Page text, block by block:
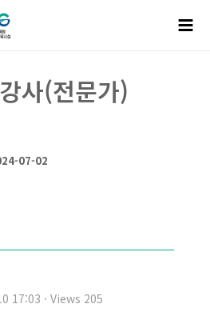
사(전문가)
07-02
17:03 · Views 205